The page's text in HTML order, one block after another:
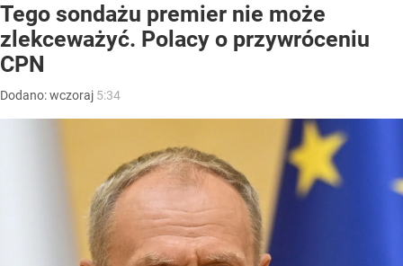
Tego sondażu premier nie może
zlekceważyć. Polacy o przywróceniu
CPN
Dodano:wczoraj 5:34